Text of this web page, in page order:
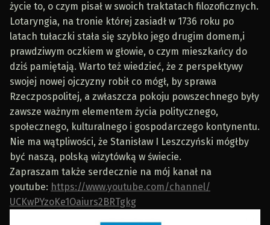
życie to, o czym pisał w swoich traktatach filozoficznych.
Lotaryngia, na tronie której zasiadł w 1736 roku po
latach tułaczki stała się szybko jego drugim domem,i
prawdziwym oczkiem w głowie, o czym mieszkańcy do
dziś pamiętają. Warto też wiedzieć, że z perspektywy
swojej nowej ojczyzny robił co mógł, by sprawa
Rzeczpospolitej, a zwłaszcza pokoju powszechnego były
zawsze ważnym elementem życia politycznego,
społecznego, kulturalnego i gospodarczego kontynentu.
Nie ma wątpliwości, że Stanisław I Leszczyński mógłby
być naszą, polską wizytówką w świecie.
Zapraszam także serdecznie na mój kanał na
youtube: https://www.youtube.com/channel/
UCKwPYzoKe1Oaiurs2BRTgkg